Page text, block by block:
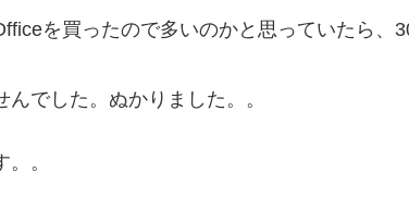
を買ったので多いのかと思っていたら、
でした。ぬかりました。。
。